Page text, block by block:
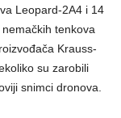
Leopard-2A4 i 14
tenkova
Krauss-
su zarobili
snimci dronova.